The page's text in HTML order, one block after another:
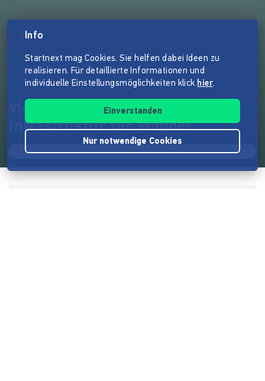
vienna.transitionBASE -
Infrastruktur für Wandel
Info
Startnext mag Cookies. Sie helfen dabei Ideen zu
realisieren. Für detaillierte Informationen und
individuelle Einstellungsmöglichkeiten klick hier.
Einverstanden
Nur notwendige Cookies